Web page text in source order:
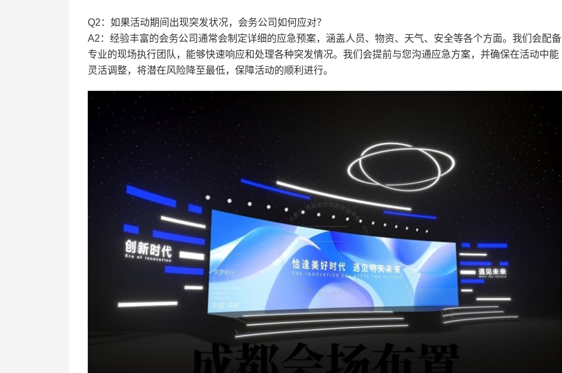
Q2：如果活动期间出现突发状况，会务公司如何应对？
A2：经验丰富的会务公司通常会制定详细的应急预案，涵盖人员、物资、天气、安全等各个方面。我们会配备
专业的现场执行团队，能够快速响应和处理各种突发情况。我们会提前与您沟通应急方案，并确保在活动中能
灵活调整，将潜在风险降至最低，保障活动的顺利进行。